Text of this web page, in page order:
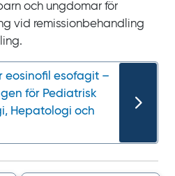
och ungdomar för
vid remissionbehandling
eosinofil esofagit –
för Pediatrisk
Hepatologi och